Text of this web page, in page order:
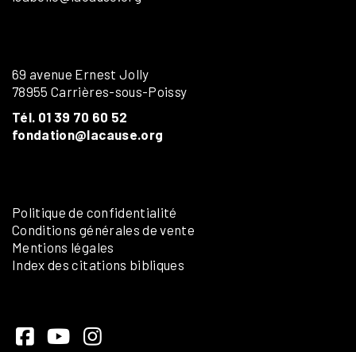
69 avenue Ernest Jolly
78955 Carrières-sous-Poissy
Tél. 01 39 70 60 52
fondation@lacause.org
Politique de confidentialité
Conditions générales de vente
Mentions légales
Index des citations bibliques